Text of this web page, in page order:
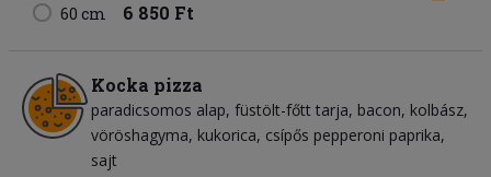
60 cm 6 850 Ft
Kocka pizza
paradicsomos alap füstölt-főtt tarja bacon kolbász
vöröshagyma kukorica csípős pepperoni paprika
sajt